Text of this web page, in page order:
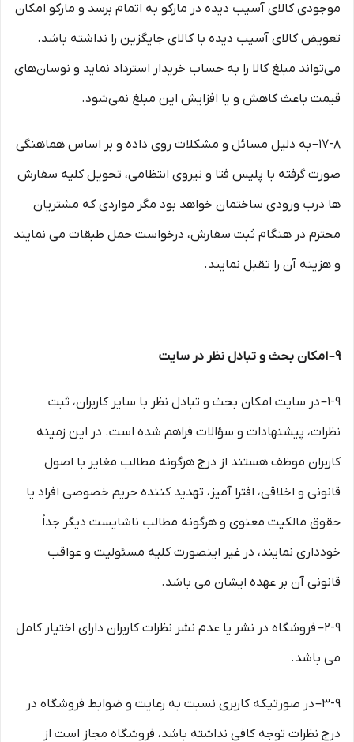
موجودی کالای آسیب دیده در مارکو به اتمام برسد و مارکو امکان
تعویض کالای آسیب دیده با کالای جایگزین را نداشته باشد،
می‌تواند مبلغ کالا را به حساب خریدار استرداد نماید و نوسان‏‌های
قیمت باعث کاهش و یا افزایش این مبلغ نمی‌‏شود.
۱۷-۸– به دلیل مسائل و مشکلات روی داده و بر اساس هماهنگی
صورت گرفته با پلیس فتا و نیروی انتظامی، تحویل کلیه سفارش
ها درب ورودی ساختمان خواهد بود مگر مواردی که مشتریان
محترم در هنگام ثبت سفارش، درخواست حمل طبقات می نمایند
و هزینه آن را تقبل نمایند.
۹– امکان بحث و تبادل نظر در سایت
۱-۹– در سایت امکان بحث و تبادل نظر با سایر کاربران، ثبت
نظرات، پیشنهادات و سؤالات فراهم شده است. در این زمینه
کاربران موظف هستند از درج هرگونه مطالب مغایر با اصول
قانونی و اخلاقی، افترا آمیز، تهدید کننده حریم خصوصی افراد یا
حقوق مالکیت معنوی و هرگونه مطالب ناشایست دیگر جداً
خودداری نمایند، در غیر اینصورت کلیه مسئولیت و عواقب
قانونی آن بر عهده ایشان می باشد.
۲-۹– فروشگاه در نشر یا عدم نشر نظرات کاربران دارای اختیار کامل
می باشد.
۳-۹– در صورتیکه کاربری نسبت به رعایت و ضوابط فروشگاه در
درج نظرات توجه کافی نداشته باشد، فروشگاه مجاز است از